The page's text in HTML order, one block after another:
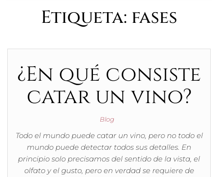
Etiqueta: fases
¿En qué consiste
catar un vino?
Blog
Todo el mundo puede catar un vino, pero no todo el
mundo puede detectar todos sus detalles. En
principio solo precisamos del sentido de la vista, el
olfato y el gusto, pero en verdad se requiere de